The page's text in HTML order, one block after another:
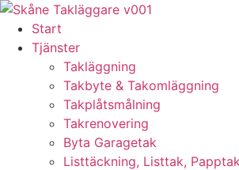
Skip
content
Start
Tjänster
Takläggning
Takbyte & Takomläggning
Takplåtsmålning
Takrenovering
Byta Garagetak
Listtäckning, Listtak,